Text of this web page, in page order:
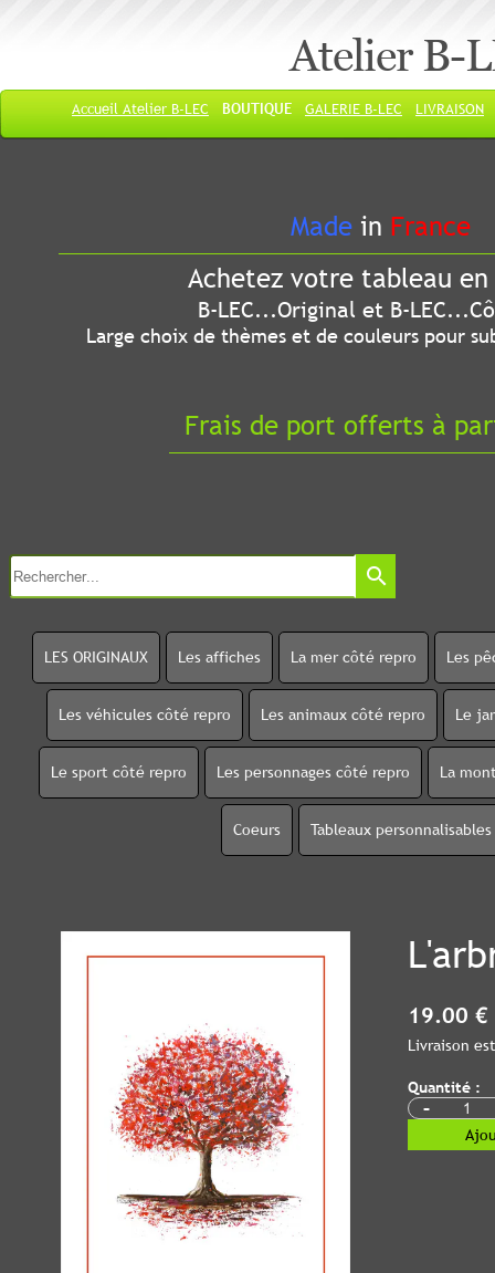
Atelier B-
Accueil Atelier B-LEC BOUTIQUE GALERIE B-LEC LIVRAISON
Made in France
Achetez votre tableau
B-LEC...Original et B-
Large choix de thèmes et de couleurs pour
Frais de port offerts à
search
LES ORIGINAUX Les affiches La mer côté repro Les
Les véhicules côté repro Les animaux côté repro Le
Le sport côté repro Les personnages côté repro La
Coeurs Tableaux personnalisables
19.00 €
Livraison
Quantité :
-